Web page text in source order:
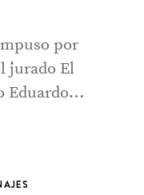
por
jurado El
Eduardo…